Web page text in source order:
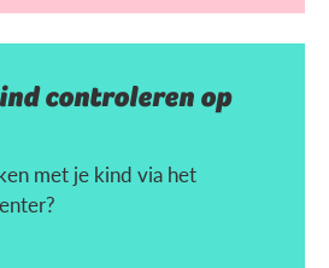
controleren op
met je kind via het